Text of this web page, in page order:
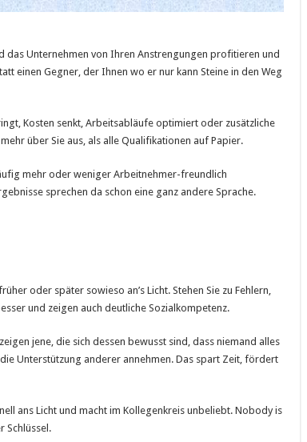
das Unternehmen von Ihren Anstrengungen profitieren und
einen Gegner, der Ihnen wo er nur kann Steine in den Weg
Kosten senkt, Arbeitsabläufe optimiert oder zusätzliche
über Sie aus, als alle Qualifikationen auf Papier.
mehr oder weniger Arbeitnehmer-freundlich
sprechen da schon eine ganz andere Sprache.
oder später sowieso an’s Licht. Stehen Sie zu Fehlern,
und zeigen auch deutliche Sozialkompetenz.
jene, die sich dessen bewusst sind, dass niemand alles
Unterstützung anderer annehmen. Das spart Zeit, fördert
ans Licht und macht im Kollegenkreis unbeliebt. Nobody is
Schlüssel.